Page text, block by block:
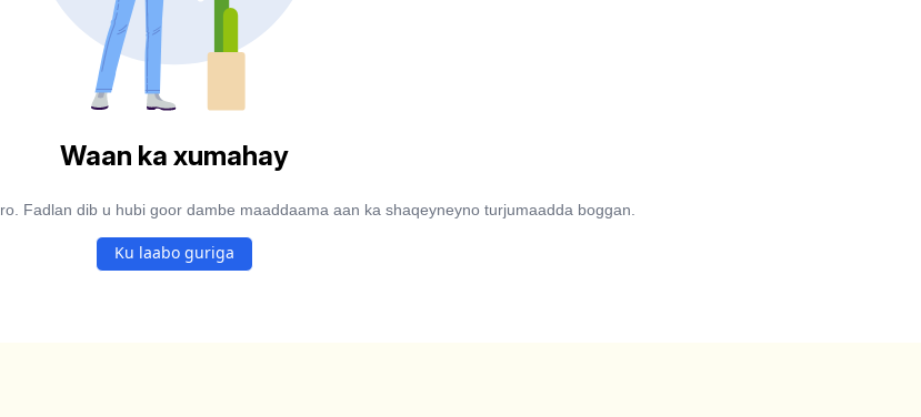
Waan ka xumahay
Fadlan dib u hubi goor dambe maaddaama aan ka shaqeyneyno turjumaadda boggan.
Ku laabo guriga